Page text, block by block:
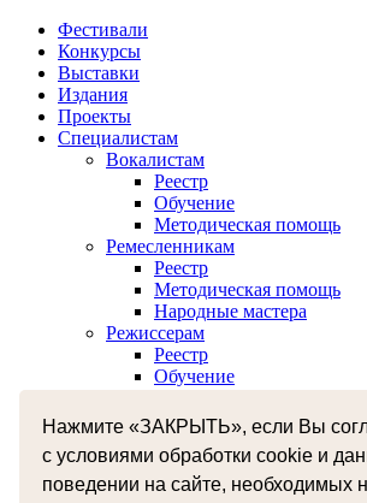
Нажмите «ЗАКРЫТЬ», если Вы
с условиями обработки cookie и
поведении на сайте, необходимых
Фестивали
Конкурсы
Выставки
Издания
Проекты
Специалистам
Вокалистам
Реестр
Обучение
Методическая помощь
Ремесленникам
Реестр
Методическая помощь
Народные мастера
Режиссерам
Реестр
Обучение
Реестр
Музыкантам
Реестр